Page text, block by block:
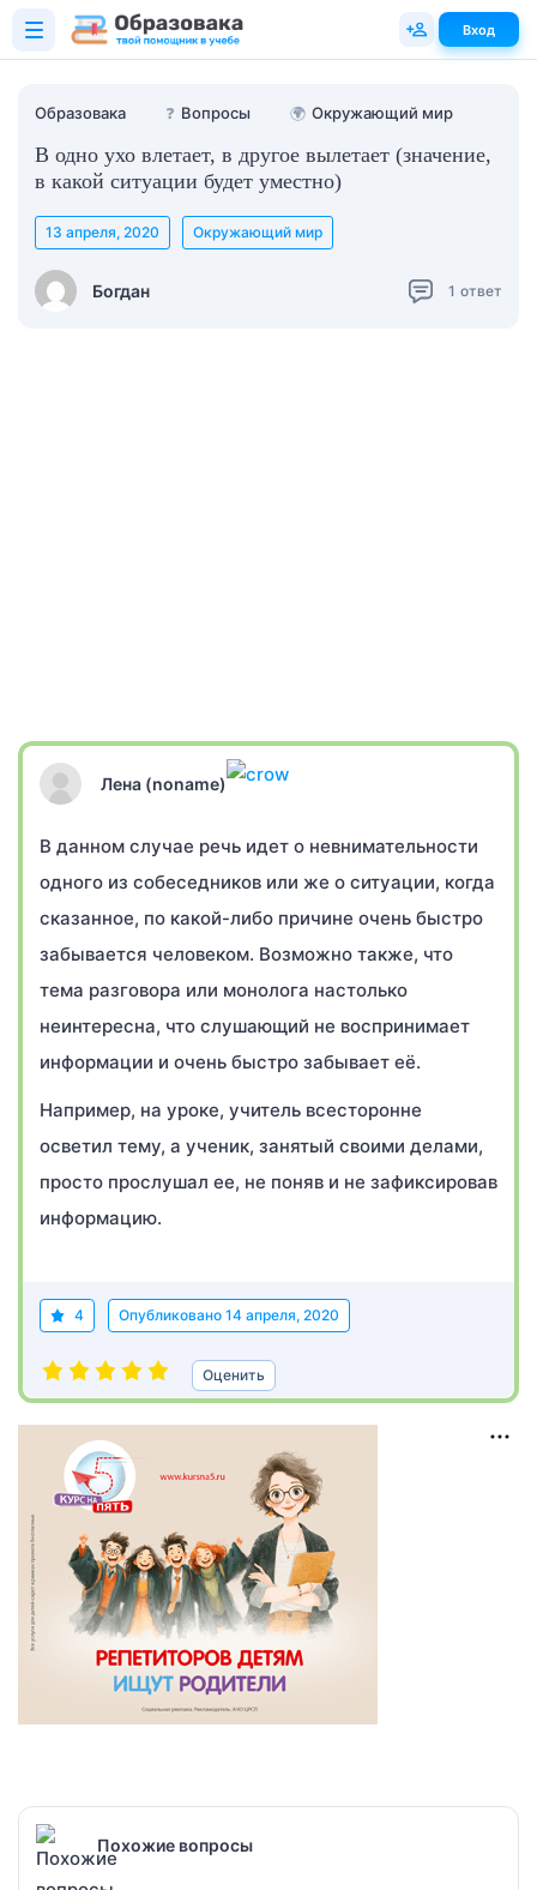
Образовака ❓ Вопросы 🌍 Окружающий мир
В одно ухо влетает, в другое вылетает (значение,
в какой ситуации будет уместно)
Богдан
13 апреля, 2020 Окружающий мир
1 ответ
Лена (noname)
В данном случае речь идет о невнимательности
одного из собеседников или же о ситуации, когда
сказанное, по какой-либо причине очень быстро
забывается человеком. Возможно также, что
тема разговора или монолога настолько
неинтересна, что слушающий не воспринимает
информации и очень быстро забывает её.
Например, на уроке, учитель всесторонне
осветил тему, а ученик, занятый своими делами,
просто прослушал ее, не поняв и не зафиксировав
информацию.
4 Опубликовано 14 апреля, 2020
Оценить
Похожие вопросы
Вход